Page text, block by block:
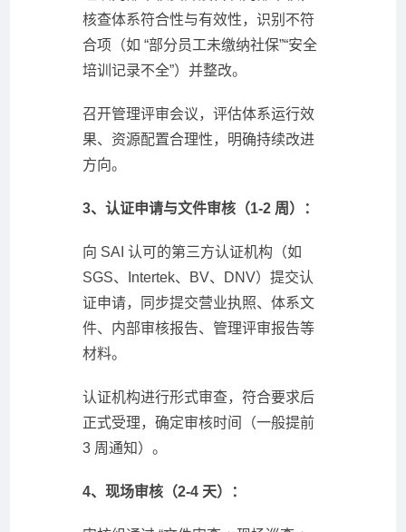
核查体系符合性与有效性，识别不符
合项（如 “部分员工未缴纳社保”“安全
培训记录不全”）并整改。
召开管理评审会议，评估体系运行效
果、资源配置合理性，明确持续改进
方向。
3、认证申请与文件审核（1-2 周）：
向 SAI 认可的第三方认证机构（如
SGS、Intertek、BV、DNV）提交认
证申请，同步提交营业执照、体系文
件、内部审核报告、管理评审报告等
材料。
认证机构进行形式审查，符合要求后
正式受理，确定审核时间（一般提前
3 周通知）。
4、现场审核（2-4 天）：